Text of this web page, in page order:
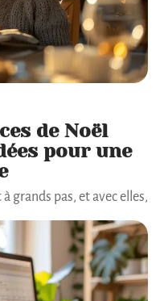
de Noël
pour une
grands pas, et avec elles,